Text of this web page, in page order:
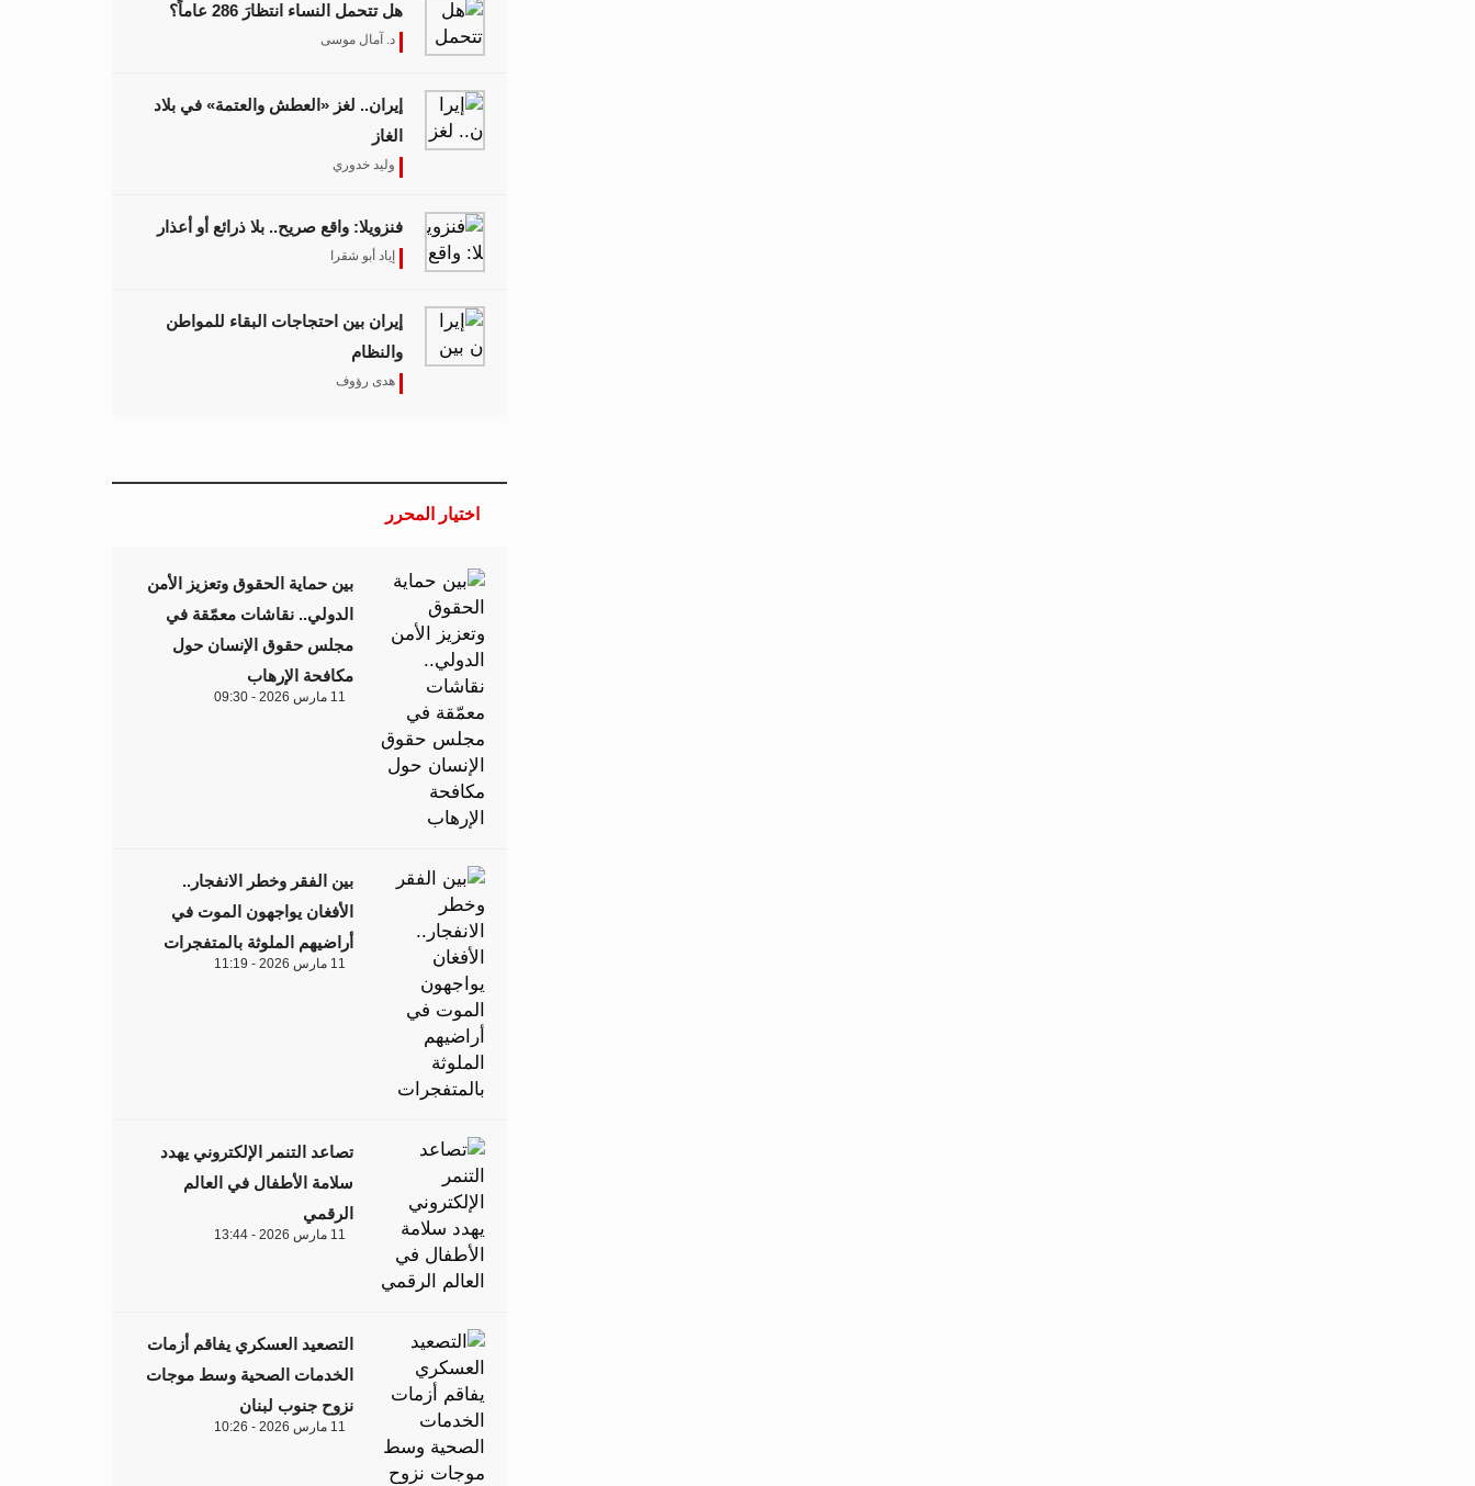
هل تتحمل النساء انتظارَ 286 عاماً؟
د. آمال موسى
إيران.. لغز «العطش والعتمة» في بلاد
الغاز
وليد خدوري
فنزويلا: واقع صريح.. بلا ذرائع أو أعذار
إياد أبو شقرا
إيران بين احتجاجات البقاء للمواطن
والنظام
هدى رؤوف
اختيار المحرر
بين حماية الحقوق وتعزيز الأمن
الدولي.. نقاشات معمّقة في
مجلس حقوق الإنسان حول
مكافحة الإرهاب
11 مارس 2026 - 09:30
بين الفقر وخطر الانفجار..
الأفغان يواجهون الموت في
أراضيهم الملوثة بالمتفجرات
11 مارس 2026 - 11:19
تصاعد التنمر الإلكتروني يهدد
سلامة الأطفال في العالم
الرقمي
11 مارس 2026 - 13:44
التصعيد العسكري يفاقم أزمات
الخدمات الصحية وسط موجات
نزوح جنوب لبنان
11 مارس 2026 - 10:26